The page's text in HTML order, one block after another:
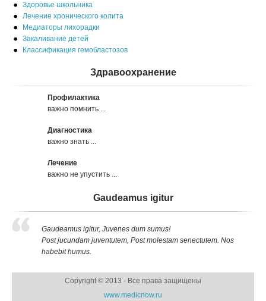
Здоровье школьника
Лечение хронического колита
Медиаторы лихорадки
Закаливание детей
Классификация гемобластозов
Здравоохранение
Профилактика
важно помнить ...
Диагностика
важно знать ...
Лечение
важно не упустить ...
Gaudeamus igitur
Gaudeamus igitur, Juvenes dum sumus!
Post jucundam juventutem, Post molestam senectutem. Nos
habebit humus.
Copyright © 2013 - Все права защищены
www.medicnow.ru